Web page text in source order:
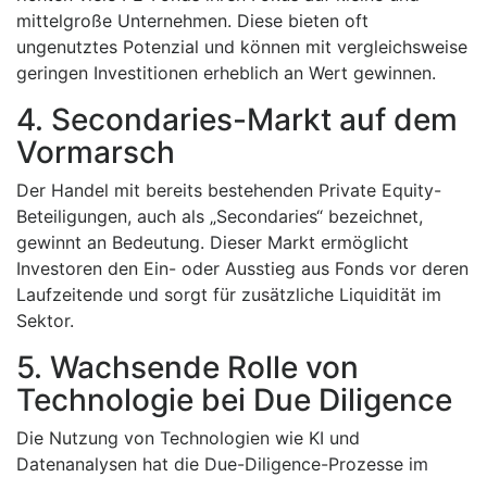
mittelgroße Unternehmen. Diese bieten oft
ungenutztes Potenzial und können mit vergleichsweise
geringen Investitionen erheblich an Wert gewinnen.
4. Secondaries-Markt auf dem
Vormarsch
Der Handel mit bereits bestehenden Private Equity-
Beteiligungen, auch als „Secondaries“ bezeichnet,
gewinnt an Bedeutung. Dieser Markt ermöglicht
Investoren den Ein- oder Ausstieg aus Fonds vor deren
Laufzeitende und sorgt für zusätzliche Liquidität im
Sektor.
5. Wachsende Rolle von
Technologie bei Due Diligence
Die Nutzung von Technologien wie KI und
Datenanalysen hat die Due-Diligence-Prozesse im